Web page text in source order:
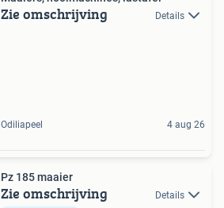
Zie omschrijving Details
Odiliapeel 4 aug 26
Pz 185 maaier
Zie omschrijving Details